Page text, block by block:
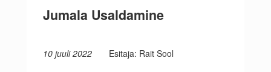
Jumala Usaldamine
10 juuli 2022 Esitaja: Rait Sool